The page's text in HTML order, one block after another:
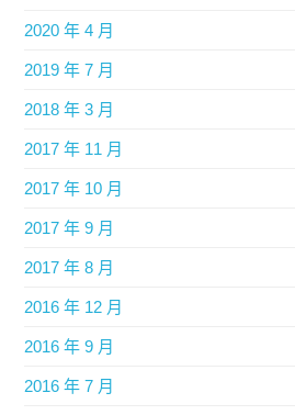
2020 年 4 月
2019 年 7 月
2018 年 3 月
2017 年 11 月
2017 年 10 月
2017 年 9 月
2017 年 8 月
2016 年 12 月
2016 年 9 月
2016 年 7 月